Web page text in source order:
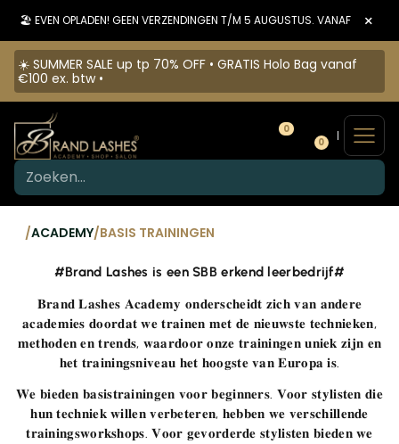
🏖️ EVEN OPLADEN! GEEN VERZENDINGEN T/M 5 AUGUSTUS. VANAF 6 ×
☀️ SUMMER SALE up tp 70% OFF • GRATIS Holo Bag vanaf
€100 ex. btw •
0
0
/ACADEMY/BASIS TRAININGEN
#Brand Lashes is een SBB erkend leerbedrijf#
𝐁𝐫𝐚𝐧𝐝 𝐋𝐚𝐬𝐡𝐞𝐬 𝐀𝐜𝐚𝐝𝐞𝐦𝐲 𝐨𝐧𝐝𝐞𝐫𝐬𝐜𝐡𝐞𝐢𝐝𝐭 𝐳𝐢𝐜𝐡 𝐯𝐚𝐧 𝐚𝐧𝐝𝐞𝐫𝐞
𝐚𝐜𝐚𝐝𝐞𝐦𝐢𝐞𝐬 𝐝𝐨𝐨𝐫𝐝𝐚𝐭 𝐰𝐞 𝐭𝐫𝐚𝐢𝐧𝐞𝐧 𝐦𝐞𝐭 𝐝𝐞 𝐧𝐢𝐞𝐮𝐰𝐬𝐭𝐞 𝐭𝐞𝐜𝐡𝐧𝐢𝐞𝐤𝐞𝐧,
𝐦𝐞𝐭𝐡𝐨𝐝𝐞𝐧 𝐞𝐧 𝐭𝐫𝐞𝐧𝐝𝐬, 𝐰𝐚𝐚𝐫𝐝𝐨𝐨𝐫 𝐨𝐧𝐳𝐞 𝐭𝐫𝐚𝐢𝐧𝐢𝐧𝐠𝐞𝐧 𝐮𝐧𝐢𝐞𝐤 𝐳𝐢𝐣𝐧 𝐞𝐧
𝐡𝐞𝐭 𝐭𝐫𝐚𝐢𝐧𝐢𝐧𝐠𝐬𝐧𝐢𝐯𝐞𝐚𝐮 𝐡𝐞𝐭 𝐡𝐨𝐨𝐠𝐬𝐭𝐞 𝐯𝐚𝐧 𝐄𝐮𝐫𝐨𝐩𝐚 𝐢𝐬.
𝐖𝐞 𝐛𝐢𝐞𝐝𝐞𝐧 𝐛𝐚𝐬𝐢𝐬𝐭𝐫𝐚𝐢𝐧𝐢𝐧𝐠𝐞𝐧 𝐯𝐨𝐨𝐫 𝐛𝐞𝐠𝐢𝐧𝐧𝐞𝐫𝐬. 𝐕𝐨𝐨𝐫 𝐬𝐭𝐲𝐥𝐢𝐬𝐭𝐞𝐧 𝐝𝐢𝐞
𝐡𝐮𝐧 𝐭𝐞𝐜𝐡𝐧𝐢𝐞𝐤 𝐰𝐢𝐥𝐥𝐞𝐧 𝐯𝐞𝐫𝐛𝐞𝐭𝐞𝐫𝐞𝐧, 𝐡𝐞𝐛𝐛𝐞𝐧 𝐰𝐞 𝐯𝐞𝐫𝐬𝐜𝐡𝐢𝐥𝐥𝐞𝐧𝐝𝐞
𝐭𝐫𝐚𝐢𝐧𝐢𝐧𝐠𝐬𝐰𝐨𝐫𝐤𝐬𝐡𝐨𝐩𝐬. 𝐕𝐨𝐨𝐫 𝐠𝐞𝐯𝐨𝐫𝐝𝐞𝐫𝐝𝐞 𝐬𝐭𝐲𝐥𝐢𝐬𝐭𝐞𝐧 𝐛𝐢𝐞𝐝𝐞𝐧 𝐰𝐞